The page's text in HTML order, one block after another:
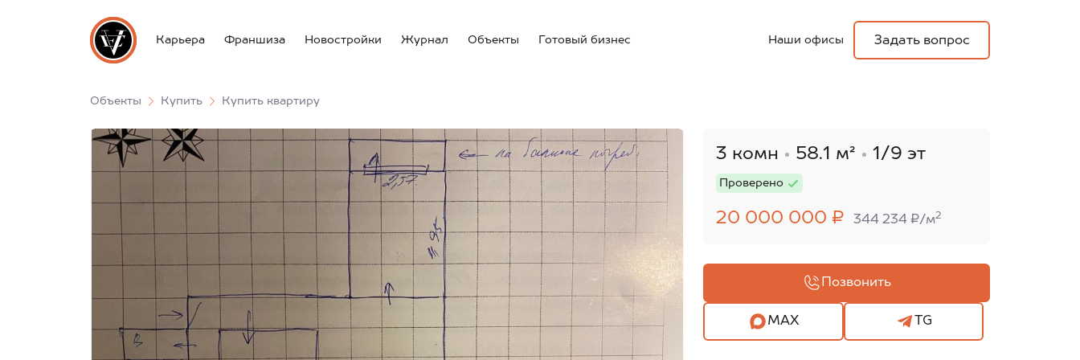
Карьера Франшиза Новостройки Журнал Объекты Готовый бизнес Наши офисы Задать вопрос
Объекты Купить Купить квартиру
3 комн 58.1 м² 1/9 эт
Проверено
20 000 000 ₽ 344 234 ₽/м2
Позвонить
MAX TG